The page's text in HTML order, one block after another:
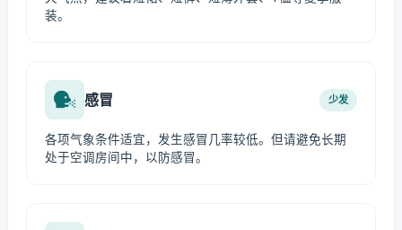
装。
感冒 少发
各项气象条件适宜，发生感冒几率较低。但请避免长期
处于空调房间中，以防感冒。